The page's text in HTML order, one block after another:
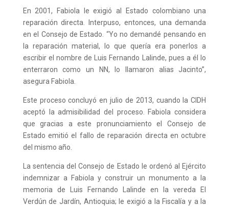
En 2001, Fabiola le exigió al Estado colombiano una
reparación directa. Interpuso, entonces, una demanda
en el Consejo de Estado. “Yo no demandé pensando en
la reparación material, lo que quería era ponerlos a
escribir el nombre de Luis Fernando Lalinde, pues a él lo
enterraron como un NN, lo llamaron alias Jacinto”,
asegura Fabiola.
Este proceso concluyó en julio de 2013, cuando la CIDH
aceptó la admisibilidad del proceso. Fabiola considera
que gracias a este pronunciamiento el Consejo de
Estado emitió el fallo de reparación directa en octubre
del mismo año.
La sentencia del Consejo de Estado le ordenó al Ejército
indemnizar a Fabiola y construir un monumento a la
memoria de Luis Fernando Lalinde en la vereda El
Verdún de Jardín, Antioquia; le exigió a la Fiscalía y a la